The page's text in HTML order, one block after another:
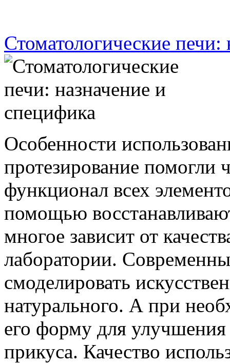
Стоматологические
Особенности
протезирование помогли
функционал всех
помощью
многое зависит от
лаборатории.
смоделировать
натурального. А при
его форму для улучшения
прикуса. Качество